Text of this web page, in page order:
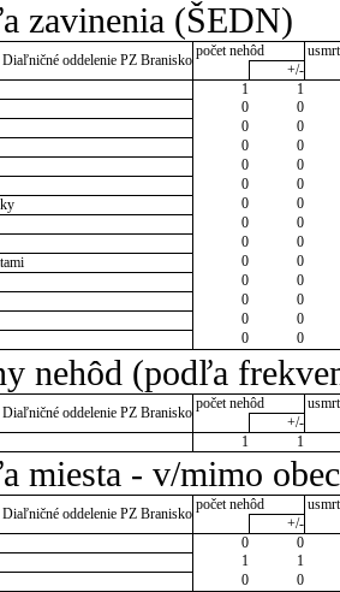
zavinenia (ŠEDN)
Diaľničné oddelenie PZ Branisko
počet nehôd
+/-
1
1
0
0
0
0
0
0
0
0
0
0
0
0
0
0
0
0
0
0
0
0
0
0
0
0
0 0
nehôd (podľa
Diaľničné oddelenie PZ Branisko
počet nehôd
+/-
1 1
miesta - v/mimo obec
Diaľničné oddelenie PZ Branisko
počet nehôd
+/-
0
0
1
1
0 0